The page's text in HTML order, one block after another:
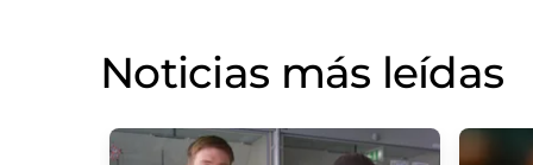
Noticias más leídas